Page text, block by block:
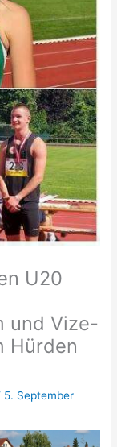
U20
und Vize-
Hürden
5. September